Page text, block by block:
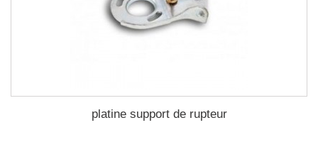
platine support de rupteur